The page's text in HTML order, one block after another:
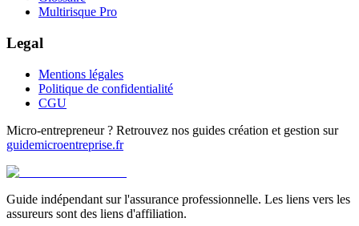
Multirisque Pro
Legal
Mentions légales
Politique de confidentialité
CGU
Micro-entrepreneur ? Retrouvez nos guides création et gestion sur
guidemicroentreprise.fr
Guide indépendant sur l'assurance professionnelle. Les liens vers les
assureurs sont des liens d'affiliation.